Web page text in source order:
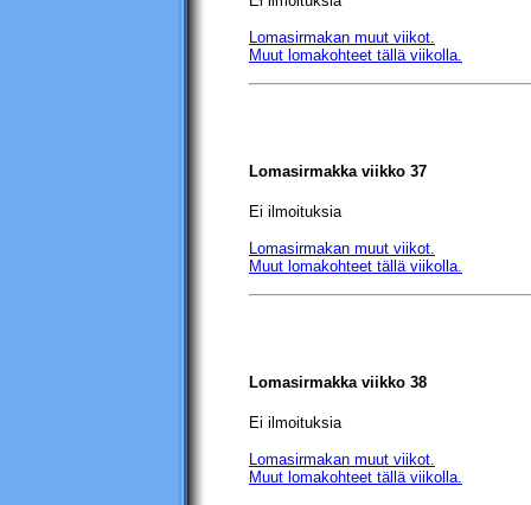
Lomasirmakan muut viikot.
Muut lomakohteet tällä viikolla.
Lomasirmakka viikko 37
Ei ilmoituksia
Lomasirmakan muut viikot.
Muut lomakohteet tällä viikolla.
Lomasirmakka viikko 38
Ei ilmoituksia
Lomasirmakan muut viikot.
Muut lomakohteet tällä viikolla.